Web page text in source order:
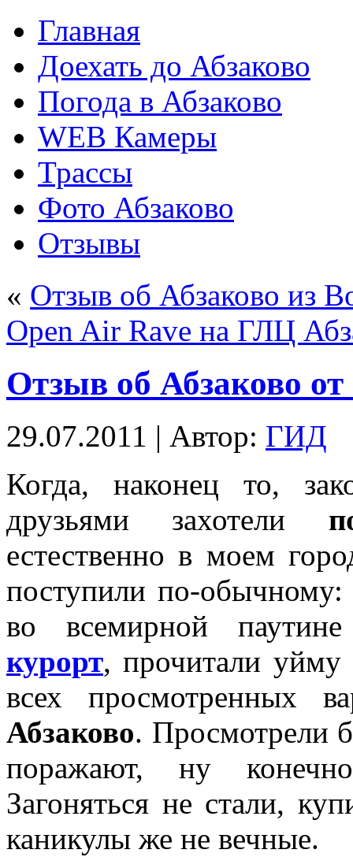
Главная
Доехать до Абзаково
Погода в Абзаково
WEB Камеры
Трассы
Фото Абзаково
Отзывы
« Отзыв об Абзаково из
Open Air Rave на ГЛЦ
Отзыв об Абзаково от
29.07.2011 | Автор: ГИД
Когда, наконец то,
друзьями захотели
естественно в моем
поступили по-обычному:
во всемирной
курорт, прочитали
всех просмотренных
Абзаково. Просмотрели
поражают, ну
Загоняться не стали,
каникулы же не вечные.